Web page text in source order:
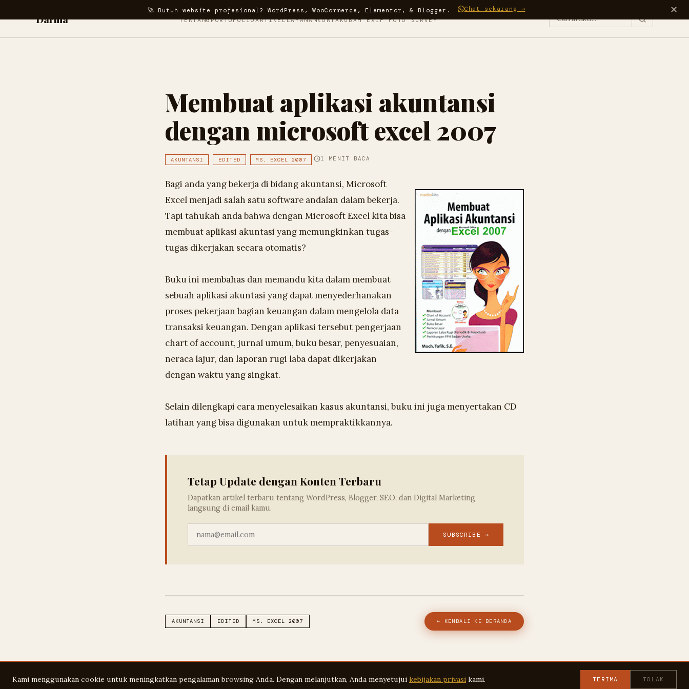
🚀 Butuh website profesional? WordPress, WooCommerce, Elementor, & Blogger. Chat sekarang → ✕
Kami menggunakan cookie untuk meningkatkan pengalaman browsing Anda. Dengan melanjutkan, Anda menyetujui kebijakan privasi kami. TERIMA TOLAK
Darma TENTANGPORTOFOLIOARTIKELLAYANANKONTAKUBAH EXIF FOTO SURVEY
Membuat aplikasi akuntansi
dengan microsoft excel 2007
AKUNTANSI EDITED MS. EXCEL 2007 1 MENIT BACA
Bagi anda yang bekerja di bidang akuntansi, Microsoft
Excel menjadi salah satu software andalan dalam bekerja.
Tapi tahukah anda bahwa dengan Microsoft Excel kita bisa
membuat aplikasi akuntasi yang memungkinkan tugas-
tugas dikerjakan secara otomatis?
Buku ini membahas dan memandu kita dalam membuat
sebuah aplikasi akuntasi yang dapat menyederhanakan
proses pekerjaan bagian keuangan dalam mengelola data
transaksi keuangan. Dengan aplikasi tersebut pengerjaan
chart of account, jurnal umum, buku besar, penyesuaian,
neraca lajur, dan laporan rugi laba dapat dikerjakan
dengan waktu yang singkat.
Selain dilengkapi cara menyelesaikan kasus akuntansi, buku ini juga menyertakan CD
latihan yang bisa digunakan untuk mempraktikkannya.
Tetap Update dengan Konten Terbaru
Dapatkan artikel terbaru tentang WordPress, Blogger, SEO, dan Digital Marketing
langsung di email kamu.
SUBSCRIBE →
AKUNTANSI EDITED MS. EXCEL 2007 ← KEMBALI KE BERANDA